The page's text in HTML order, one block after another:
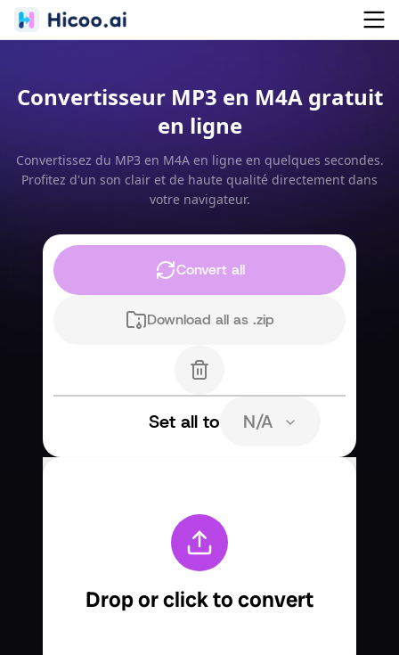
Convertisseur MP3 en M4A gratuit
en ligne
Convertissez du MP3 en M4A en ligne en quelques secondes.
Profitez d'un son clair et de haute qualité directement dans
votre navigateur.